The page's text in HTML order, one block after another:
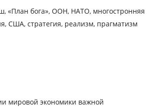
«План бога», ООН, НАТО, многостронняя
США, стратегия, реализм, прагматизм
мировой экономики важной